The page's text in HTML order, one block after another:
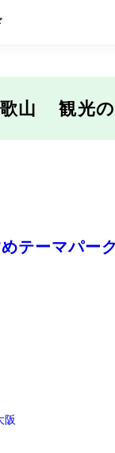
山 観光
めテーマパ
阪